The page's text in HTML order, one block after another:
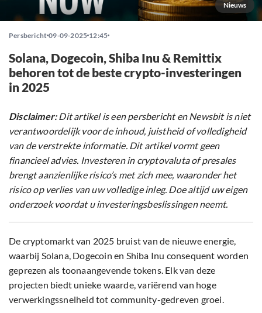
Nieuws
Persbericht 09-09-2025 12:45
Solana, Dogecoin, Shiba Inu & Remittix
behoren tot de beste crypto-investeringen
in 2025
Disclaimer:Dit artikel is een persbericht en Newsbit is niet
verantwoordelijk voor de inhoud, juistheid of volledigheid
van de verstrekte informatie. Dit artikel vormt geen
financieel advies. Investeren in cryptovaluta of presales
brengt aanzienlijke risico’s met zich mee, waaronder het
risico op verlies van uw volledige inleg. Doe altijd uw eigen
onderzoek voordat u investeringsbeslissingen neemt.
De cryptomarkt van 2025 bruist van de nieuwe energie,
waarbij Solana, Dogecoin en Shiba Inu consequent worden
geprezen als toonaangevende tokens. Elk van deze
projecten biedt unieke waarde, variërend van hoge
verwerkingssnelheid tot community-gedreven groei.